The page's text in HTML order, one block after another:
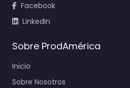
Facebook
LinkedIn
Sobre ProdAmérica
Inicio
Sobre Nosotros